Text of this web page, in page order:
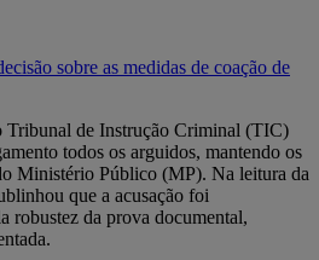
sobre as medidas de coação de
Tribunal de Instrução Criminal (TIC)
todos os arguidos, mantendo os
Ministério Público (MP). Na leitura da
que a acusação foi
robustez da prova documental,